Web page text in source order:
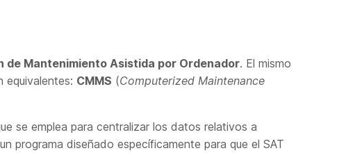
de Mantenimiento Asistida por Ordenador. El mismo
equivalentes: CMMS (Computerized Maintenance
se emplea para centralizar los datos relativos a
programa diseñado específicamente para que el SAT